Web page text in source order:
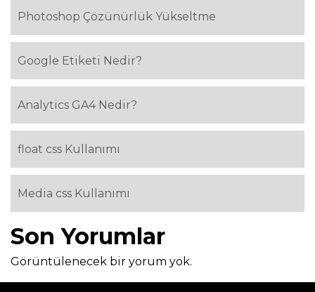
Photoshop Çözünürlük Yükseltme
Google Etiketi Nedir?
Analytics GA4 Nedir?
float css Kullanımı
Media css Kullanımı
Son Yorumlar
Görüntülenecek bir yorum yok.